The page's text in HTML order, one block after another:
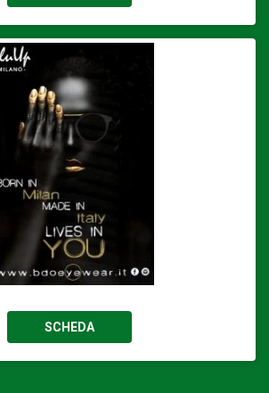
SCHEDA